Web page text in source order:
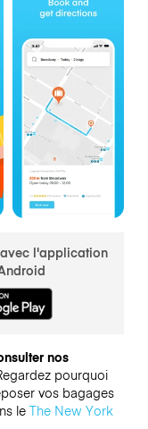
l'application
nos
pourquoi
vos bagages
le The New York